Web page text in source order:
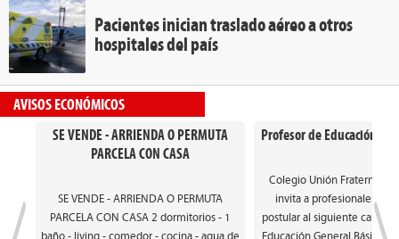
Pacientes inician traslado aéreo a otros
hospitales del país
AVISOS ECONÓMICOS
SE VENDE - ARRIENDA O PERMUTA
PARCELA CON CASA
SE VENDE - ARRIENDA O PERMUTA
PARCELA CON CASA 2 dormitorios - 1
baño - living - comedor - cocina - agua de
Profesor de Educación
Colegio Unión Fraterna de
invita a profesionales
postular al siguiente cargo:
Educación General Básica.